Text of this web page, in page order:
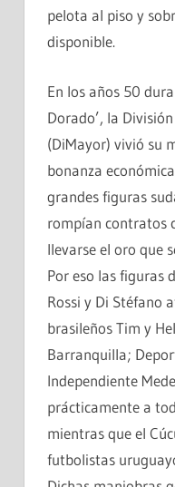
pelota al piso y
disponible.
En los años 50
Dorado’, la
(DiMayor) vivió su
bonanza
grandes figuras
rompían contratos
llevarse el oro que
Por eso las figuras
Rossi y Di Stéfano
brasileños Tim y
Barranquilla;
Independiente
prácticamente a
mientras que el
futbolistas